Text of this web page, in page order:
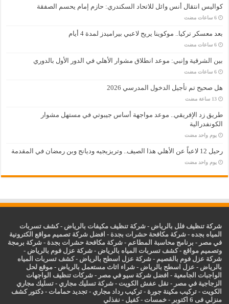
كواليس انتقال أنس وائل للاتحاد السكندري: حازم إمام يحسم الصفقة
‏6 ساعات مضت
بعد معسكر تركيا.. موكوينا يريح لاعبي بيراميدز لمدة 4 أيام
‏6 ساعات مضت
بين الشرقية وإنبي: موعد انطلاق مشوار الأهلي في الدور الأول بالدوري
‏6 ساعات مضت
هل صحيح تم تأجيل الدخول المدرسي 2026
‏13 ساعة مضت
طريق زد الإفريقي.. موعد مواجهة أساس جيبوتي في مستهل مشوار
الكونفدرالية
‏يوم واحد مضت
رحيل 12 لاعباً عن الأهلي هذا الصيف.. وتريزيجيه وديانج وبن رمضان في المقدمة
‏يوم واحد مضت
شركة تنظيف فلل بالرياض -شركة تنظيف مكيفات بالرياض -كشف تسربات
المياه بجده -شركة مكافحة حشرات بجدة - افضل شركة تصميم مواقع الكترونية
في مصر - برنامج محاسبة المطاعم -شركة مكافحة حشرات بجدة -شركة برمجة
وتصميم مواقع -كشف تسربات المياه بالرياض -شركة عزل فوم بالرياض -
شركة عزل فوم بالقصيم -شركة عزل اسطح بالرياض -كشف تسربات المياه
بالرياض - عزل اسطح بالرياض -شراء اثاث مستعمل بالرياض - موقع لحل
الواجبات الجامعية - افضل شركة سيو في مصر -شركات تنظيف الواجهات
الزجاجية في مصر - نقل عفش الكويت -شركة تسليك مجاري -تسليك مجاري
الكويت -تركيب مكينة جورة -تركيب رداد مجاري -تجديد حمامات -دكتور كشف
منزلي فى 6 اكتوبر
-خمسات -كفيل - نفذلي